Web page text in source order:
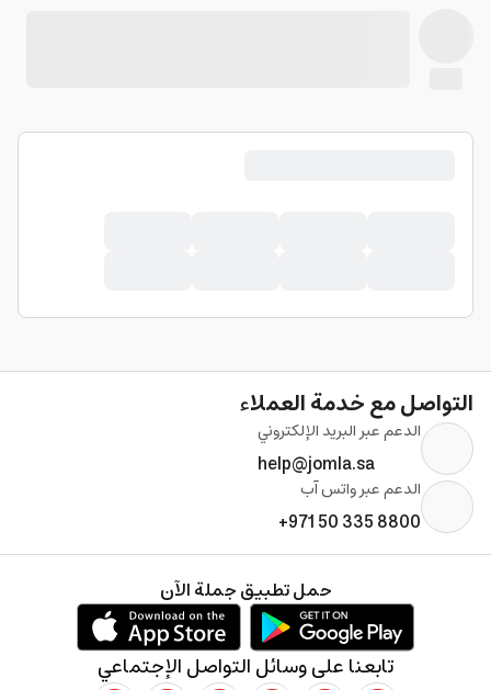
التواصل مع خدمة العملاء
الدعم عبر البريد الإلكتروني
help@jomla.sa
الدعم عبر واتس آب
+971 50 335 8800
تابعنا على وسائل التواصل الإجتماعي
حمل تطبيق جملة الآن